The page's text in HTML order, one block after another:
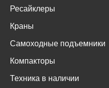
Ресайклеры
Краны
Самоходные подъемники
Компакторы
Техника в наличии